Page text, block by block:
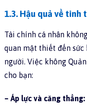
1.3. Hậu quả về tinh
Tài chính cá nhân
quan mật thiết đến
người. Việc không
cho bạn:
– Áp lực và căng thẳng: